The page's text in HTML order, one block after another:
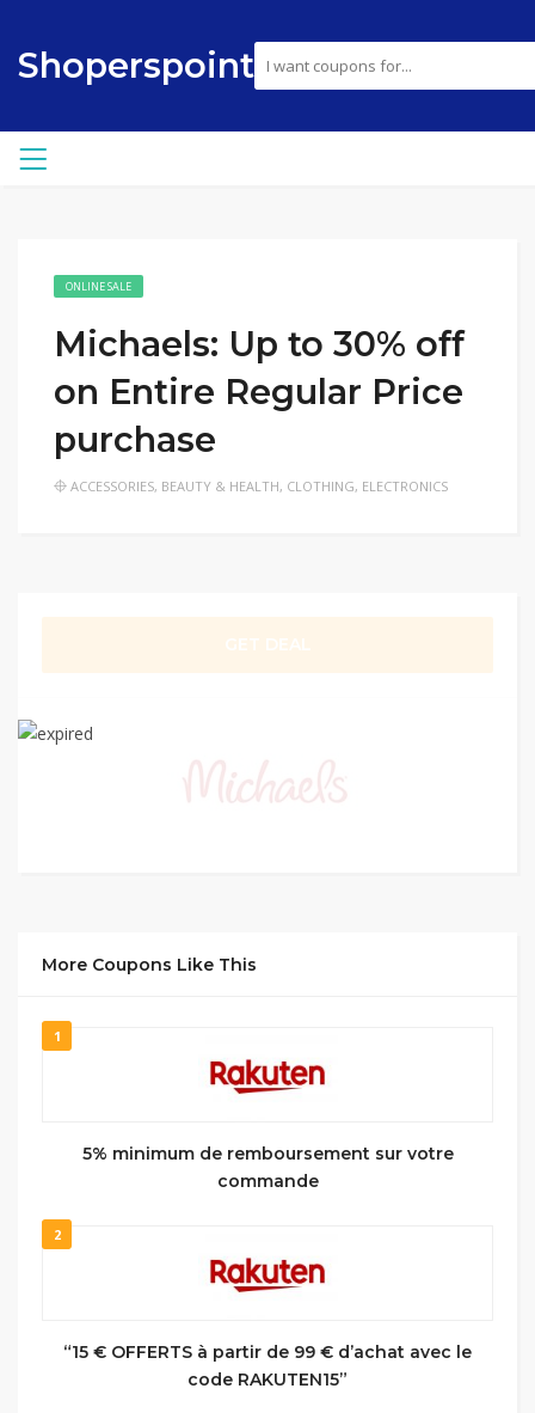
Shoperspoint
ONLINE SALE
Michaels: Up to 30% off
on Entire Regular Price
purchase
ACCESSORIES, BEAUTY & HEALTH, CLOTHING, ELECTRONICS
More Coupons Like This
1
5% minimum de remboursement sur votre
commande
2
“15 € OFFERTS à partir de 99 € d’achat avec le
code RAKUTEN15”